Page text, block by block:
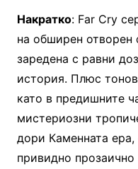
Накратко: Far Cry
на обширен отворен
заредена с равни
история. Плюс
като в предишните
мистериозни
дори Каменната
привидно